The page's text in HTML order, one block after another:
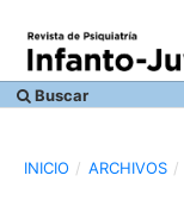
Buscar
INICIO / ARCHIVOS /